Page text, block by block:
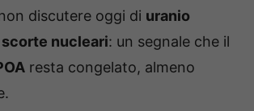
discutere oggi di uranio
scorte nucleari: un segnale che il
resta congelato, almeno